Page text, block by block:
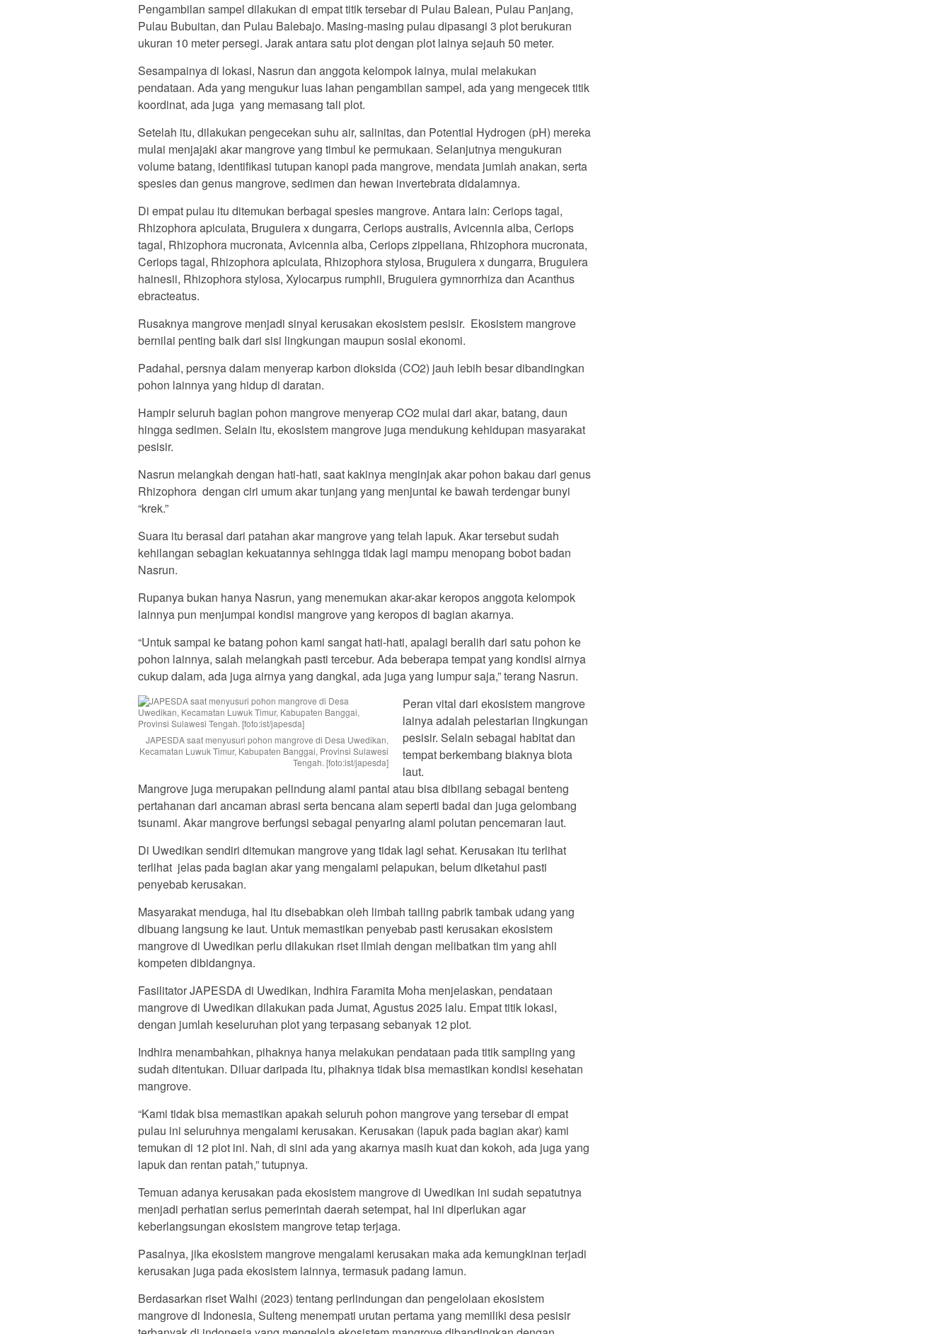
Pengambilan sampel dilakukan di empat titik tersebar di Pulau Balean, Pulau Panjang,
Pulau Bubuitan, dan Pulau Balebajo. Masing-masing pulau dipasangi 3 plot berukuran
ukuran 10 meter persegi. Jarak antara satu plot dengan plot lainya sejauh 50 meter.
Sesampainya di lokasi, Nasrun dan anggota kelompok lainya, mulai melakukan
pendataan. Ada yang mengukur luas lahan pengambilan sampel, ada yang mengecek titik
koordinat, ada juga yang memasang tali plot.
Setelah itu, dilakukan pengecekan suhu air, salinitas, dan Potential Hydrogen (pH) mereka
mulai menjajaki akar mangrove yang timbul ke permukaan. Selanjutnya mengukuran
volume batang, identifikasi tutupan kanopi pada mangrove, mendata jumlah anakan, serta
spesies dan genus mangrove, sedimen dan hewan invertebrata didalamnya.
Di empat pulau itu ditemukan berbagai spesies mangrove. Antara lain: Ceriops tagal,
Rhizophora apiculata, Bruguiera x dungarra, Ceriops australis, Avicennia alba, Ceriops
tagal, Rhizophora mucronata, Avicennia alba, Ceriops zippeliana, Rhizophora mucronata,
Ceriops tagal, Rhizophora apiculata, Rhizophora stylosa, Bruguiera x dungarra, Bruguiera
hainesii, Rhizophora stylosa, Xylocarpus rumphii, Bruguiera gymnorrhiza dan Acanthus
ebracteatus.
Rusaknya mangrove menjadi sinyal kerusakan ekosistem pesisir. Ekosistem mangrove
bernilai penting baik dari sisi lingkungan maupun sosial ekonomi.
Padahal, persnya dalam menyerap karbon dioksida (CO2) jauh lebih besar dibandingkan
pohon lainnya yang hidup di daratan.
Hampir seluruh bagian pohon mangrove menyerap CO2 mulai dari akar, batang, daun
hingga sedimen. Selain itu, ekosistem mangrove juga mendukung kehidupan masyarakat
pesisir.
Nasrun melangkah dengan hati-hati, saat kakinya menginjak akar pohon bakau dari genus
Rhizophora dengan ciri umum akar tunjang yang menjuntai ke bawah terdengar bunyi
“krek.”
Suara itu berasal dari patahan akar mangrove yang telah lapuk. Akar tersebut sudah
kehilangan sebagian kekuatannya sehingga tidak lagi mampu menopang bobot badan
Nasrun.
Rupanya bukan hanya Nasrun, yang menemukan akar-akar keropos anggota kelompok
lainnya pun menjumpai kondisi mangrove yang keropos di bagian akarnya.
“Untuk sampai ke batang pohon kami sangat hati-hati, apalagi beralih dari satu pohon ke
pohon lainnya, salah melangkah pasti tercebur. Ada beberapa tempat yang kondisi airnya
cukup dalam, ada juga airnya yang dangkal, ada juga yang lumpur saja,” terang Nasrun.
JAPESDA saat menyusuri pohon mangrove di Desa Uwedikan,
Kecamatan Luwuk Timur, Kabupaten Banggai, Provinsi Sulawesi
Tengah. [foto:ist/japesda]
Peran vital dari ekosistem mangrove
lainya adalah pelestarian lingkungan
pesisir. Selain sebagai habitat dan
tempat berkembang biaknya biota
laut.
Mangrove juga merupakan pelindung alami pantai atau bisa dibilang sebagai benteng
pertahanan dari ancaman abrasi serta bencana alam seperti badai dan juga gelombang
tsunami. Akar mangrove berfungsi sebagai penyaring alami polutan pencemaran laut.
Di Uwedikan sendiri ditemukan mangrove yang tidak lagi sehat. Kerusakan itu terlihat
terlihat jelas pada bagian akar yang mengalami pelapukan, belum diketahui pasti
penyebab kerusakan.
Masyarakat menduga, hal itu disebabkan oleh limbah tailing pabrik tambak udang yang
dibuang langsung ke laut. Untuk memastikan penyebab pasti kerusakan ekosistem
mangrove di Uwedikan perlu dilakukan riset ilmiah dengan melibatkan tim yang ahli
kompeten dibidangnya.
Fasilitator JAPESDA di Uwedikan, Indhira Faramita Moha menjelaskan, pendataan
mangrove di Uwedikan dilakukan pada Jumat, Agustus 2025 lalu. Empat titik lokasi,
dengan jumlah keseluruhan plot yang terpasang sebanyak 12 plot.
Indhira menambahkan, pihaknya hanya melakukan pendataan pada titik sampling yang
sudah ditentukan. Diluar daripada itu, pihaknya tidak bisa memastikan kondisi kesehatan
mangrove.
“Kami tidak bisa memastikan apakah seluruh pohon mangrove yang tersebar di empat
pulau ini seluruhnya mengalami kerusakan. Kerusakan (lapuk pada bagian akar) kami
temukan di 12 plot ini. Nah, di sini ada yang akarnya masih kuat dan kokoh, ada juga yang
lapuk dan rentan patah,” tutupnya.
Temuan adanya kerusakan pada ekosistem mangrove di Uwedikan ini sudah sepatutnya
menjadi perhatian serius pemerintah daerah setempat, hal ini diperlukan agar
keberlangsungan ekosistem mangrove tetap terjaga.
Pasalnya, jika ekosistem mangrove mengalami kerusakan maka ada kemungkinan terjadi
kerusakan juga pada ekosistem lainnya, termasuk padang lamun.
Berdasarkan riset Walhi (2023) tentang perlindungan dan pengelolaan ekosistem
mangrove di Indonesia, Sulteng menempati urutan pertama yang memiliki desa pesisir